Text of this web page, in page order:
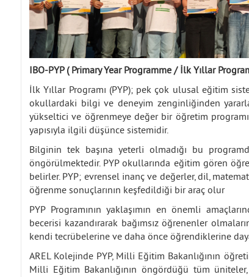
IBO-PYP ( Primary Year Programme / İlk Yıllar
İlk Yıllar Programı (PYP); pek çok ulusal eğitim
okullardaki bilgi ve deneyim zenginliğinden
yükseltici ve öğrenmeye değer bir öğretim
yapısıyla ilgili düşünce sistemidir.
Bilginin tek başına yeterli olmadığı bu
öngörülmektedir. PYP okullarında eğitim gören
belirler. PYP; evrensel inanç ve değerler, dil,
öğrenme sonuçlarının keşfedildiği bir araç olur
PYP Programının yaklaşımın en önemli
becerisi kazandırarak bağımsız öğrenenler
kendi tecrübelerine ve daha önce öğrendiklerine
AREL Kolejinde PYP, Milli Eğitim Bakanlığının
Milli Eğitim Bakanlığının öngördüğü tüm